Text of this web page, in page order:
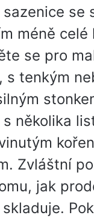
se
méně celé
se pro
s tenkým
několika
Zvláštní
jak